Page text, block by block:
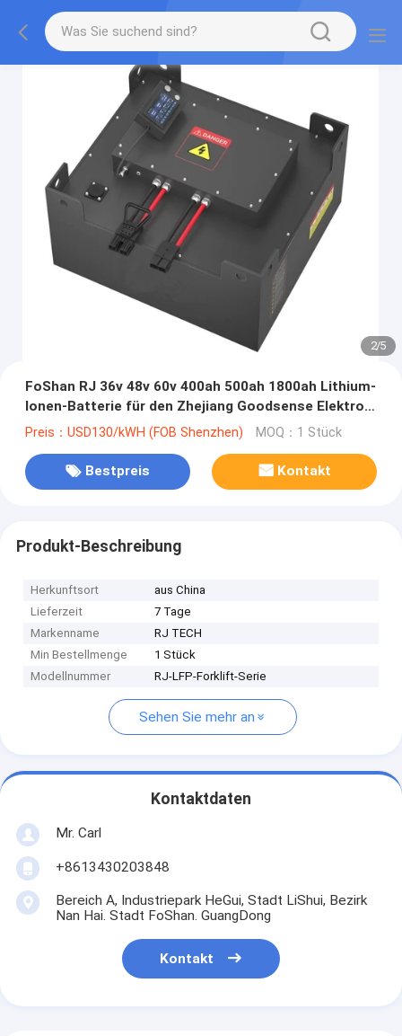
2/5
FoShan RJ 36v 48v 60v 400ah 500ah 1800ah Lithium-
Ionen-Batterie für den Zhejiang Goodsense Elektro-
Schlepptraktor Trojaner Akkuwechsel
Preis：USD130/kWH (FOB Shenzhen) MOQ：1 Stück
Bestpreis Kontakt
Produkt-Beschreibung
Herkunftsort
aus China
Lieferzeit
7 Tage
Markenname
RJ TECH
Min Bestellmenge
1 Stück
Modellnummer
RJ-LFP-Forklift-Serie
Sehen Sie mehr an
Kontaktdaten
Mr. Carl
+8613430203848
Bereich A, Industriepark HeGui, Stadt LiShui, Bezirk
Nan Hai. Stadt FoShan. GuangDong
Kontakt